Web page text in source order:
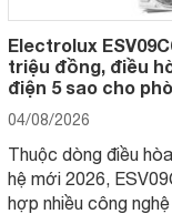
Electrolux
triệu đồng, điều
điện 5 sao cho
04/08/2026
Thuộc dòng điều
hệ mới 2026,
hợp nhiều công